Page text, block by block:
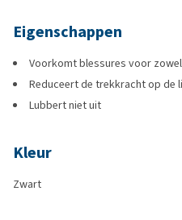
Eigenschappen
Voorkomt blessures voor
Reduceert de trekkracht op de
Lubbert niet uit
Kleur
Zwart